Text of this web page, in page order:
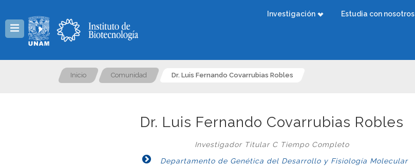
Investigación Estudia con nosotros
Inicio Comunidad Dr. Luis Fernando Covarrubias Robles
Dr. Luis Fernando Covarrubias Robles
Investigador Titular C Tiempo Completo
Departamento de Genética del Desarrollo y Fisiología Molecular